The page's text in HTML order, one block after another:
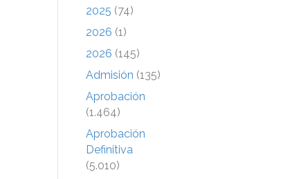
2025 (74)
2026 (1)
2026 (145)
Admisión (135)
Aprobación
(1.464)
Aprobación
Definitiva
(5.010)